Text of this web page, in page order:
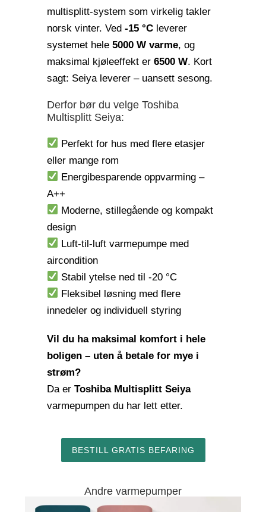
multisplitt-system som virkelig takler
norsk vinter. Ved -15 °C leverer
systemet hele 5000 W varme, og
maksimal kjøleeffekt er 6500 W. Kort
sagt: Seiya leverer – uansett sesong.
Derfor bør du velge Toshiba
Multisplitt Seiya:
Perfekt for hus med flere etasjer
eller mange rom
Energibesparende oppvarming –
A++
Moderne, stillegående og kompakt
design
Luft-til-luft varmepumpe med
aircondition
Stabil ytelse ned til -20 °C
Fleksibel løsning med flere
innedeler og individuell styring
Vil du ha maksimal komfort i hele
boligen – uten å betale for mye i
strøm?
Da er Toshiba Multisplitt Seiya
varmepumpen du har lett etter.
BESTILL GRATIS BEFARING
Andre varmepumper